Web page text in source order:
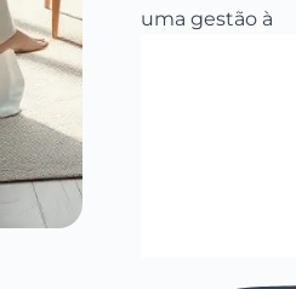
uma gestão à